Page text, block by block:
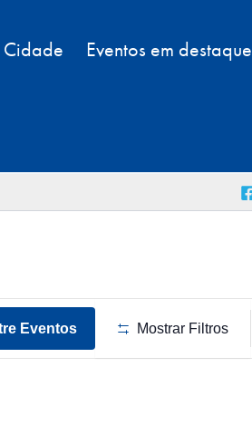
Cidade Eventos em destaque
Eventos Mostrar Filtros